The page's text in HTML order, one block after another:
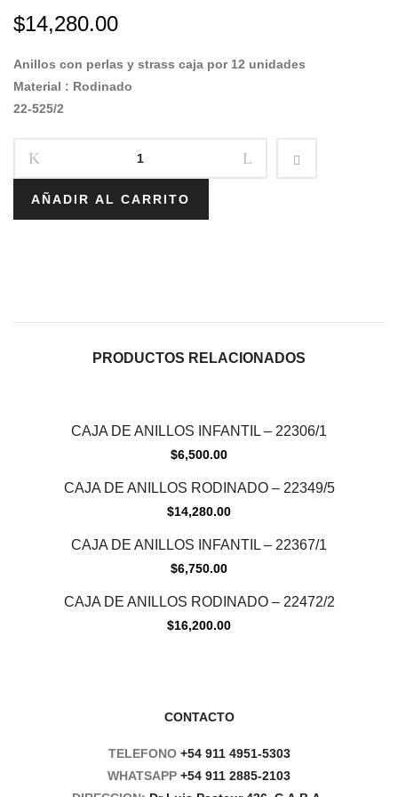
$14,280.00
Anillos con perlas y strass caja por 12 unidades
Material : Rodinado
22-525/2
AÑADIR AL CARRITO
PRODUCTOS RELACIONADOS
CAJA DE ANILLOS INFANTIL – 22306/1
$6,500.00
CAJA DE ANILLOS RODINADO – 22349/5
$14,280.00
CAJA DE ANILLOS INFANTIL – 22367/1
$6,750.00
CAJA DE ANILLOS RODINADO – 22472/2
$16,200.00
CONTACTO
TELEFONO +54 911 4951-5303
WHATSAPP +54 911 2885-2103